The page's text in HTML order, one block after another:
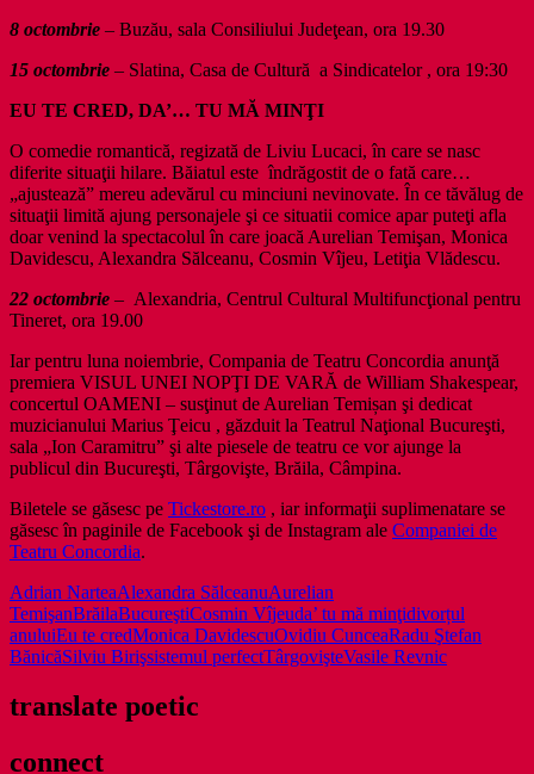
8 octombrie – Buzău, sala Consiliului Judeţean, ora 19.30
15 octombrie – Slatina, Casa de Cultură a Sindicatelor , ora 19:30
EU TE CRED, DA’… TU MĂ MINŢI
O comedie romantică, regizată de Liviu Lucaci, în care se nasc
diferite situaţii hilare. Băiatul este îndrăgostit de o fată care…
„ajustează” mereu adevărul cu minciuni nevinovate. În ce tăvălug de
situaţii limită ajung personajele şi ce situatii comice apar puteţi afla
doar venind la spectacolul în care joacă Aurelian Temişan, Monica
Davidescu, Alexandra Sălceanu, Cosmin Vîjeu, Letiţia Vlădescu.
22 octombrie – Alexandria, Centrul Cultural Multifuncţional pentru
Tineret, ora 19.00
Iar pentru luna noiembrie, Compania de Teatru Concordia anunţă
premiera VISUL UNEI NOPŢI DE VARĂ de William Shakespear,
concertul OAMENI – susţinut de Aurelian Temișan şi dedicat
muzicianului Marius Ţeicu , găzduit la Teatrul Naţional Bucureşti,
sala „Ion Caramitru” şi alte piesele de teatru ce vor ajunge la
publicul din Bucureşti, Târgovişte, Brăila, Câmpina.
Biletele se găsesc pe Tickestore.ro , iar informaţii suplimenatare se
găsesc în paginile de Facebook şi de Instagram ale Companiei de
Teatru Concordia.
Adrian NarteaAlexandra SălceanuAurelian
TemişanBrăilaBucureştiCosmin Vîjeuda’ tu mă minţidivorțul
anuluiEu te credMonica DavidescuOvidiu CunceaRadu Ştefan
BănicăSilviu Birişsistemul perfectTârgovişteVasile Revnic
translate poetic
connect